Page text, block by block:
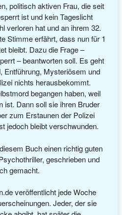
politisch aktiven Frau, die seit
ist und kein Tageslicht
verloren hat und an ihrem 32.
Stimme erfährt, dass nun für 1
bleibt. Dazu die Frage –
– beantworten soll. Es geht
Entführung, Mysteriösem und
nichts herausbekommt.
begangen haben, weil
ist. Dann soll sie ihren Bruder
zum Erstaunen der Polizei
jedoch bleibt verschwunden.
Buch einen richtig guten
geschrieben und
gemacht.
veröffentlicht jede Woche
Jeder, der sie